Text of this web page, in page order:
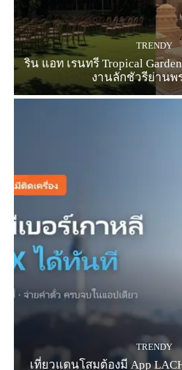
TRENDY
ริน แอท เรนทรี Tropical
งานลักชัวรีย่านพ
TRENDY
เที่ยวแดนโสมต้องมี App